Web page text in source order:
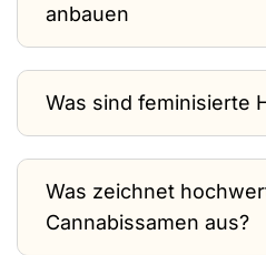
anbauen
Was sind feminisierte
Was zeichnet
Cannabissamen aus?